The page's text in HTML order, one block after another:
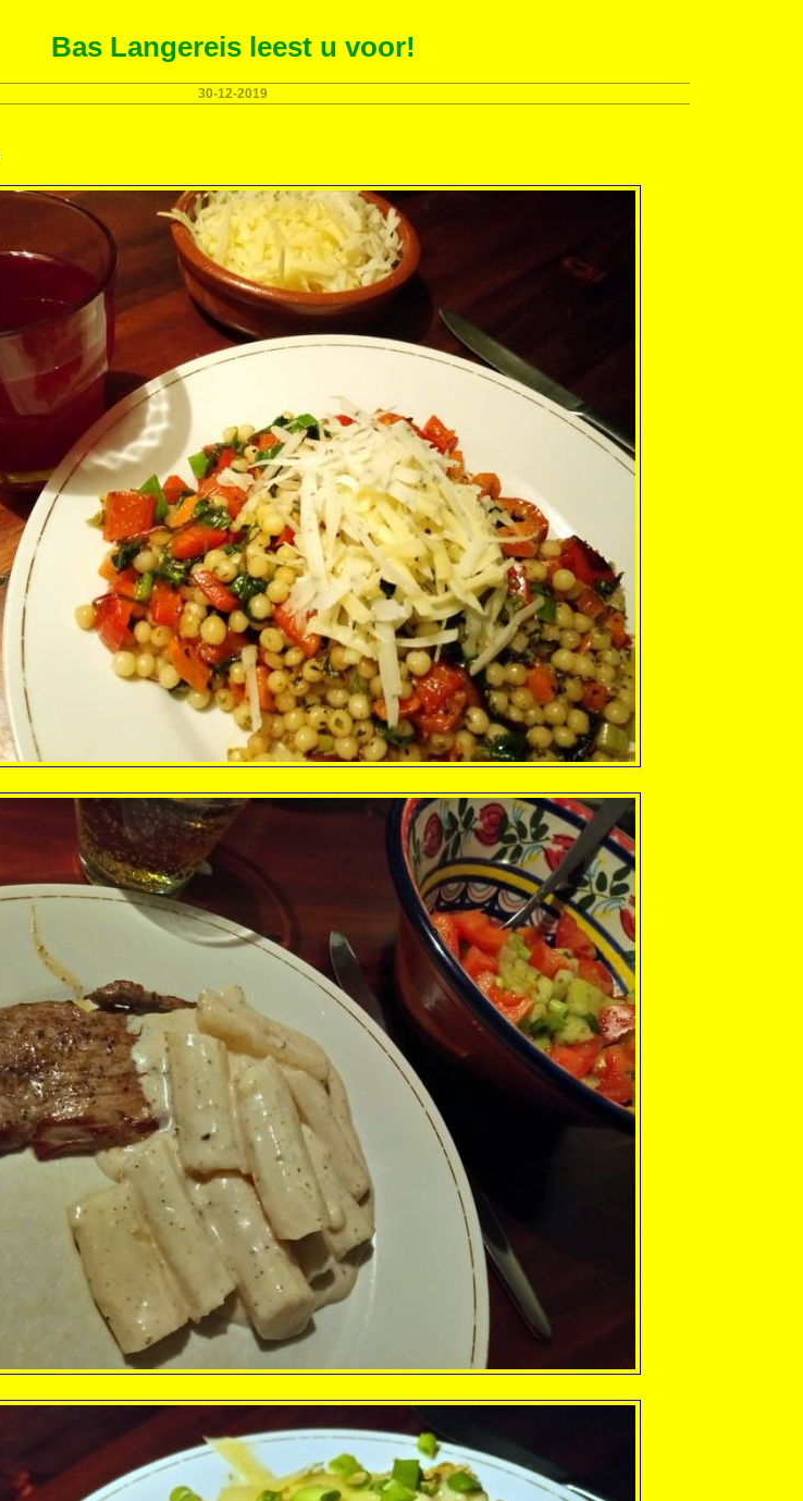
Bas Langereis leest u voor!
30-12-2019